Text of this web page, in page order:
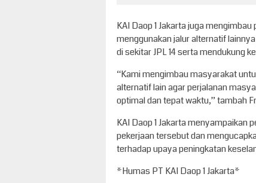
KAI Daop 1 Jakarta juga
menggunakan jalur alternatif
di sekitar JPL 14 serta mendukung
“Kami mengimbau masyarakat
alternatif lain agar perjalanan
optimal dan tepat waktu,” tambah
KAI Daop 1 Jakarta
pekerjaan tersebut dan
terhadap upaya peningkatan
*Humas PT KAI Daop 1 Jakarta*